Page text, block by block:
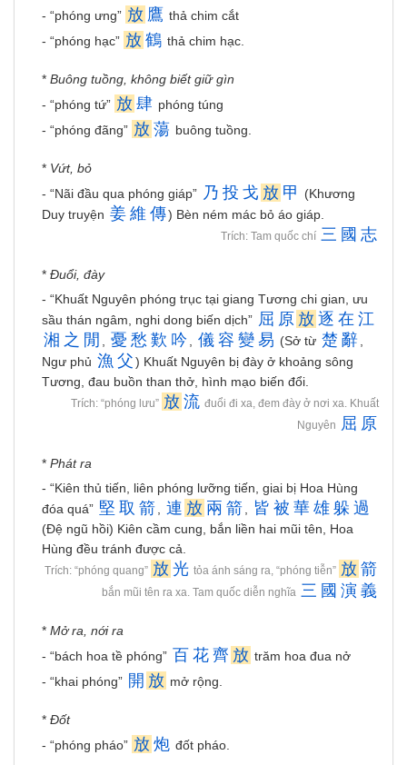
- “phóng ưng” 放 鷹 thả chim cắt
- “phóng hạc” 放 鶴 thả chim hạc.
* Buông tuồng, không biết giữ gìn
- “phóng tứ” 放 肆 phóng túng
- “phóng đãng” 放 蕩 buông tuồng.
* Vứt, bỏ
- “Nãi đầu qua phóng giáp” 乃 投 戈 放 甲
(Khương
Duy truyện 姜 維 傳) Bèn ném mác bỏ áo giáp.
Trích: Tam quốc chí 三 國 志
* Đuổi, đày
- “Khuất Nguyên phóng trục tại giang Tương chi gian, ưu
sầu thán ngâm, nghi dong biến dịch” 屈 原 放 逐 在 江
湘 之 閒 憂 愁 歎 吟 儀 容 變 易 (Sở từ 楚 辭
Ngư phủ 漁 父) Khuất Nguyên bị đày ở khoảng sông
Tương, đau buồn than thở, hình mạo biến đổi.
Trích: “phóng lưu” 放 流 đuổi đi xa, đem đày ở nơi xa. Khuất
Nguyên 屈 原
* Phát ra
- “Kiên thủ tiến, liên phóng lưỡng tiến, giai bị Hoa Hùng
đóa quá” 堅 取 箭 連 放 兩 箭 皆 被 華 雄 躲 過
(Đệ ngũ hồi) Kiên cầm cung, bắn liền hai mũi tên, Hoa
Hùng đều tránh được cả.
Trích: “phóng quang” 放 光 tỏa ánh sáng ra, “phóng tiễn” 放 箭
bắn mũi tên ra xa. Tam quốc diễn nghĩa 三 國 演 義
* Mở ra, nới ra
- “bách hoa tề phóng” 百 花 齊 放 trăm hoa đua nở
- “khai phóng” 開 放 mở rộng.
* Đốt
- “phóng pháo” 放 炮 đốt pháo.